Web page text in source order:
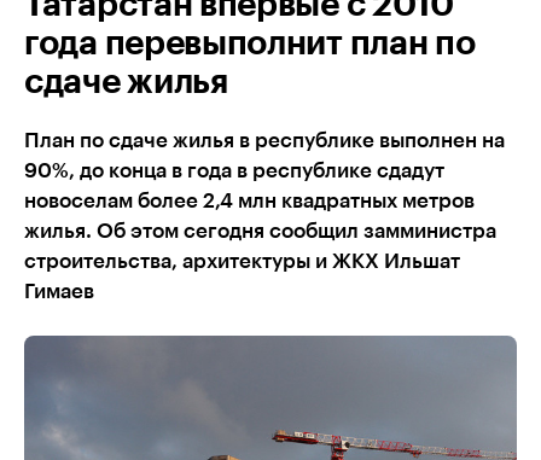
года перевыполнит план по
сдаче жилья
План по сдаче жилья в республике выполнен на
90%, до конца в года в республике сдадут
новоселам более 2,4 млн квадратных метров
жилья. Об этом сегодня сообщил замминистра
строительства, архитектуры и ЖКХ Ильшат
Гимаев